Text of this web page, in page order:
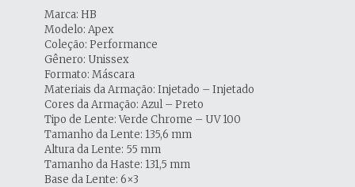
Marca: HB
Modelo: Apex
Coleção: Performance
Gênero: Unissex
Formato: Máscara
Materiais da Armação: Injetado – Injetado
Cores da Armação: Azul – Preto
Tipo de Lente: Verde Chrome – UV 100
Tamanho da Lente: 135,6 mm
Altura da Lente: 55 mm
Tamanho da Haste: 131,5 mm
Base da Lente: 6×3